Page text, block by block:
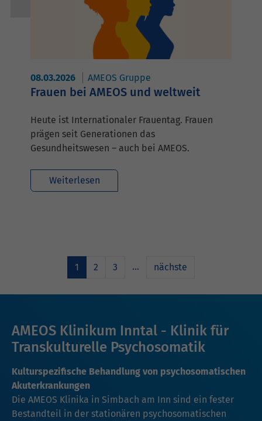
08.03.2026 AMEOS Gruppe
Frauen bei AMEOS und weltweit
Heute ist Internationaler Frauentag. Frauen
prägen seit Generationen das
Gesundheitswesen – auch bei AMEOS.
Weiterlesen
1 2 3 … nächste
AMEOS Klinikum Inntal - Klinik für
Transkulturelle Psychosomatik
Kulturspezifische Behandlung von psychosomatischen
Akuterkrankungen
Die AMEOS Klinika in Simbach am Inn sind ein fester
Bestandteil in der stationären psychosomatischen